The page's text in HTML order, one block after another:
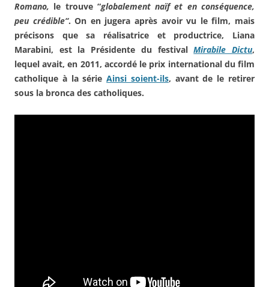
Romano, le trouve “globalement naïf et en conséquence,
peu crédible“. On en jugera après avoir vu le film, mais
précisons que sa réalisatrice et productrice, Liana
Marabini, est la Présidente du festivalMirabile Dictu,
lequel avait, en 2011, accordé le prix international du film
catholique à la sérieAinsi soient-ils, avant de le retirer
sous la bronca des catholiques.